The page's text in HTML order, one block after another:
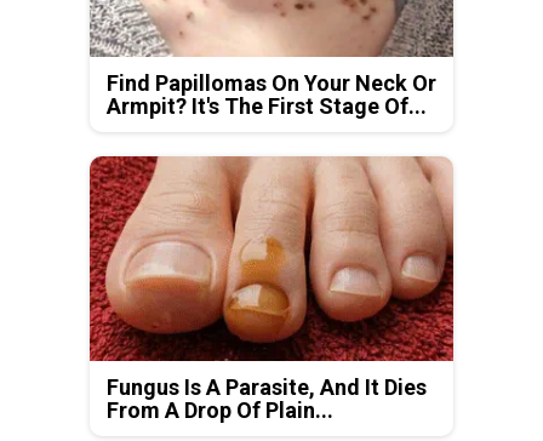
Find Papillomas On Your Neck Or
Armpit? It's The First Stage Of...
Fungus Is A Parasite, And It Dies
From A Drop Of Plain...